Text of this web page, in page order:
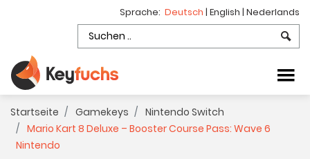
Sprache: Deutsch | English | Nederlands
Startseite Gamekeys
Nintendo Switch
Mario Kart 8 Deluxe – Booster Course Pass: Wave 6
Nintendo